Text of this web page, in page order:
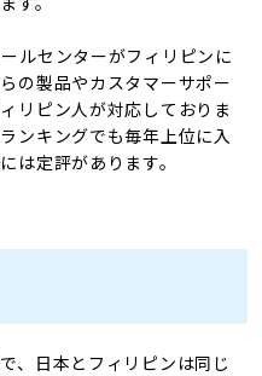
ルセンターがフィリピンに
の製品やカスタマーサポー
リピン人が対応しておりま
ンキングでも毎年上位に入
は定評があります。
、日本とフィリピンは同じ